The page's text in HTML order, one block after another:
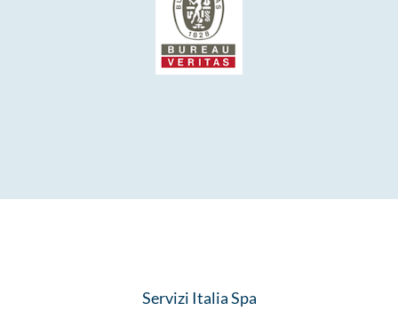
Servizi Italia Spa